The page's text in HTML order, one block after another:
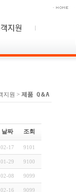
지원 > 제품 Q＆A
날짜 조회
02-17 9101
01-29 9100
02-08 9099
02-16 9099